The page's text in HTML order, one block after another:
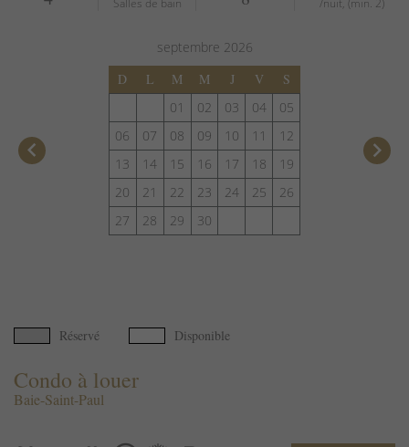
keyboard_arrow_left
septembre 2026
D
L M M J V
S
01
02 03 04
05
06
07 08 09 10 11
12
13
14 15 16 17 18
19
20
21 22 23 24 25
26
27
28 29 30
keyboard_arrow_right
Réservé Disponible
Condo à louer
Baie-Saint-Paul